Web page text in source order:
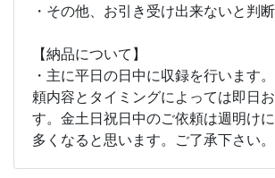
・その他、お引き受け出来ないと判断
【納品について】
・主に平日の日中に収録を行います
頼内容とタイミングによっては即日
す。金土日祝日中のご依頼は週明け
多くなると思います。ご了承下さい。